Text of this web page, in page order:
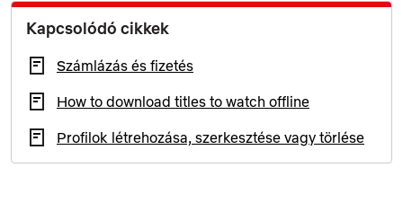
Kapcsolódó cikkek
Számlázás és fizetés
How to download titles to watch offline
Profilok létrehozása, szerkesztése vagy törlése